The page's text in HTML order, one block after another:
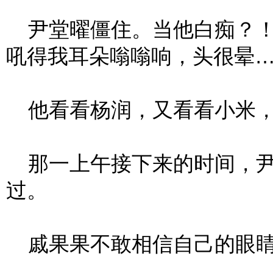
尹堂曜僵住。当他白痴？
吼得我耳朵嗡嗡响，头很晕
他看看杨润，又看看小米
那一上午接下来的时间，
过。
戚果果不敢相信自己的眼